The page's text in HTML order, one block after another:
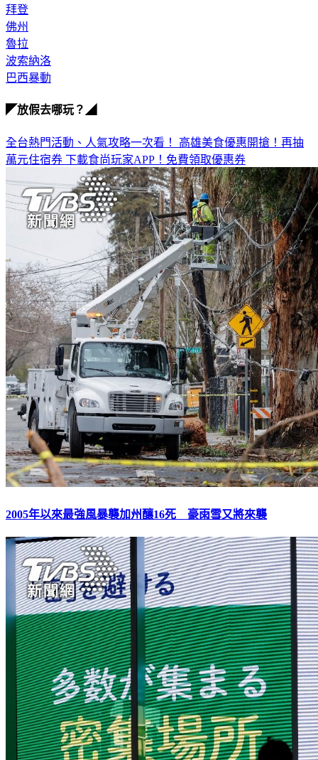
拜登
佛州
魯拉
波索納洛
巴西暴動
◤放假去哪玩？◢
全台熱門活動、人氣攻略一次看！ 高雄美食優惠開搶！再抽
萬元住宿券 下載食尚玩家APP！免費領取優惠券
2005年以來最強風暴襲加州釀16死 豪雨雪又將來襲